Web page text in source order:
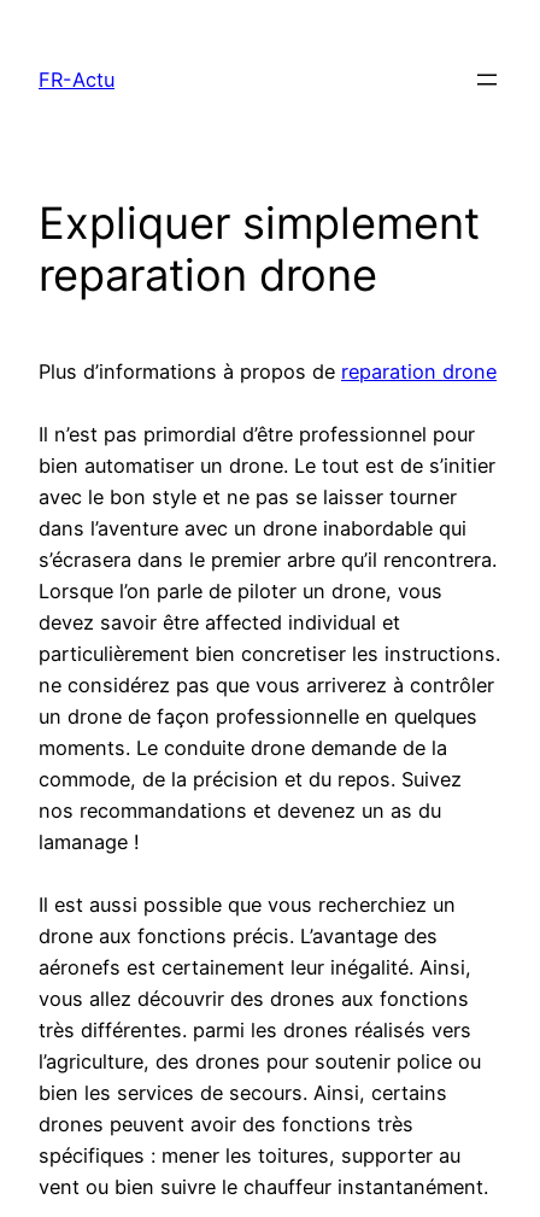
contenu
FR-Actu
Expliquer simplement
reparation drone
Plus d’informations à propos de reparation drone
Il n’est pas primordial d’être professionnel pour
bien automatiser un drone. Le tout est de s’initier
avec le bon style et ne pas se laisser tourner
dans l’aventure avec un drone inabordable qui
s’écrasera dans le premier arbre qu’il rencontrera.
Lorsque l’on parle de piloter un drone, vous
devez savoir être affected individual et
particulièrement bien concretiser les instructions.
ne considérez pas que vous arriverez à contrôler
un drone de façon professionnelle en quelques
moments. Le conduite drone demande de la
commode, de la précision et du repos. Suivez
nos recommandations et devenez un as du
lamanage !
Il est aussi possible que vous recherchiez un
drone aux fonctions précis. L’avantage des
aéronefs est certainement leur inégalité. Ainsi,
vous allez découvrir des drones aux fonctions
très différentes. parmi les drones réalisés vers
l’agriculture, des drones pour soutenir police ou
bien les services de secours. Ainsi, certains
drones peuvent avoir des fonctions très
spécifiques : mener les toitures, supporter au
vent ou bien suivre le chauffeur instantanément.